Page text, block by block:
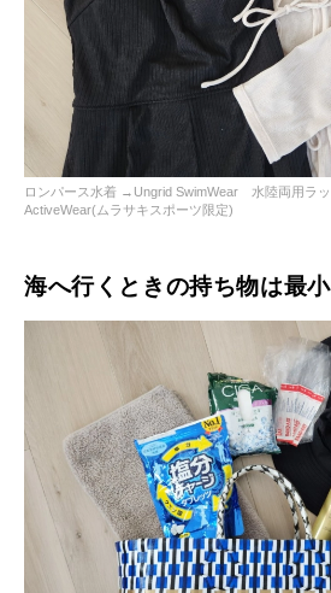
ロンパース水着 →Ungrid SwimWear 水陸両用ラ
ActiveWear(ムラサキスポーツ限定)
海へ行くときの持ち物は最小